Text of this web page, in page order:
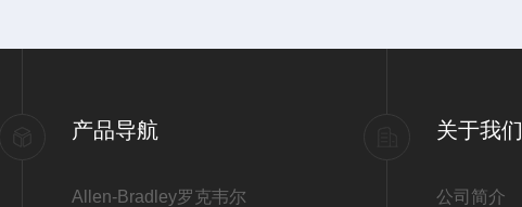
产品导航
Allen-Bradley罗克韦尔
关于我们
公司简介